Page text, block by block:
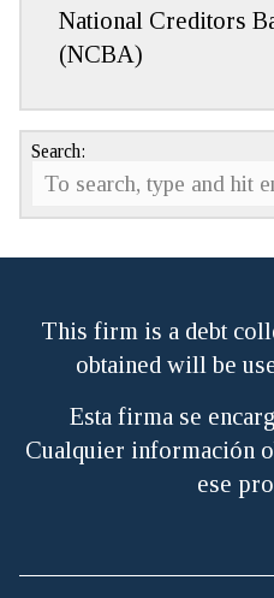
National Creditors
(NCBA)
Search:
This firm is a debt
obtained will be
Esta firma se
Cualquier información
ese